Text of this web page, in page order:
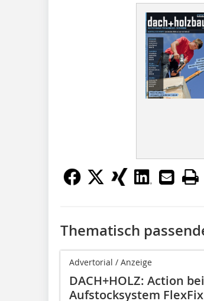
Thematisch
Advertorial / Anzeige
DACH+HOLZ: Action
Aufstocksystem